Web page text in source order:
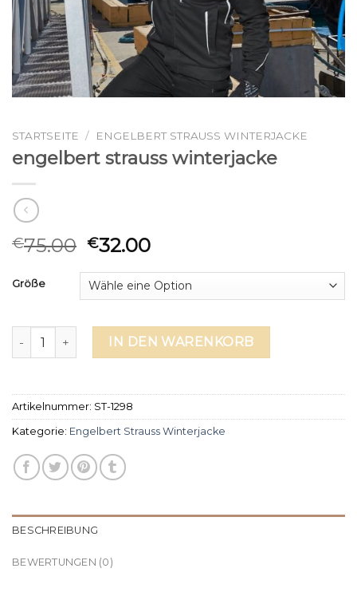
STARTSEITE / ENGELBERT STRAUSS WINTERJACKE
engelbert strauss winterjacke
€75.00 €32.00
Größe
engelbert strauss winterjacke Menge
IN DEN WARENKORB
Artikelnummer: ST-1298
Kategorie: Engelbert Strauss Winterjacke
BESCHREIBUNG
BEWERTUNGEN (0)